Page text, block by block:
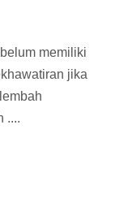
memiliki
jika
....